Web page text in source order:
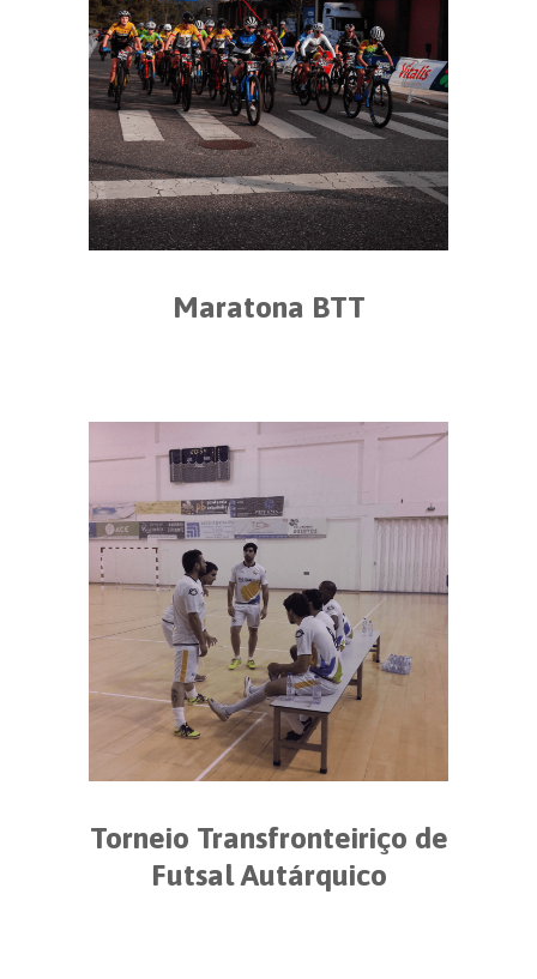
Maratona BTT
Torneio Transfronteiriço de
Futsal Autárquico